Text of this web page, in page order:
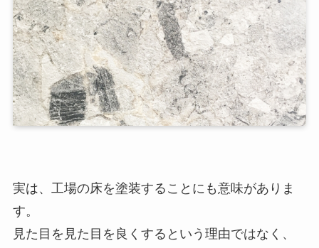
実は、工場の床を塗装することにも意味がありま
す。
見た目を見た目を良くするという理由ではなく、